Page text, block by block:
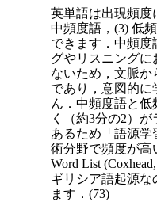
英単語は出現頻度
中頻度語，(3) 低
できます．中頻度
グやリスニングに
ないため，文脈
であり，意図的
ん．中頻度語と
く（約3分の2）
あるため「語源学
術分野で頻度が高
Word List
ギリシア語起源な
ます．(73)